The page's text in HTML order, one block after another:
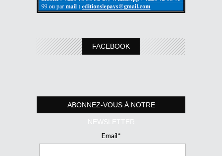
FACEBOOK
ABONNEZ-VOUS À NOTRE
NEWSLETTER
Email*